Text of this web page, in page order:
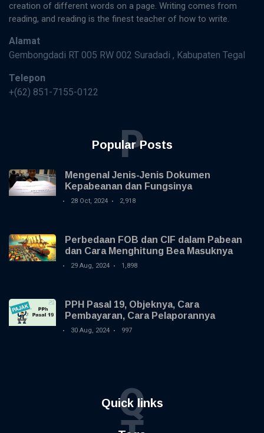
creation of different words on a page. Writing comes from
reading, and reading is the finest teacher of how to write.
Alamat
Gembongdadi RT 005 RW 002 Suradadi , Kabupaten Tegal
Telepon
+(62) 851-7155-0122
Popular Posts
P
Mengenal Jenis-Jenis Dokumen
Kepabeanan dan Fungsinya
28 Oct, 2024 2,918
Perbedaan FOB dan CIF dalam Pabean
dan Cara Menghitung Bea Masuknya
29 Aug, 2024 1,898
PPH Pasal 19, Objeknya, Cara
Pembayaran, Cara Pelaporannya
30 Aug, 2024 997
Quick links
Q